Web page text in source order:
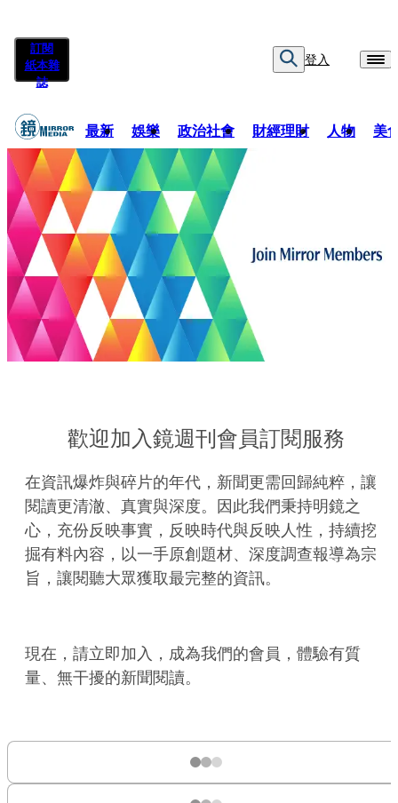
訂閱
紙本雜
誌
登入
最新 娛樂 政治社會 財經理財 人物 美
歡迎加入鏡週刊會員訂閱服務
在資訊爆炸與碎片的年代，新聞更需回歸純粹，讓
閱讀更清澈、真實與深度。因此我們秉持明鏡之
心，充份反映事實，反映時代與反映人性，持續挖
掘有料內容，以一手原創題材、深度調查報導為宗
旨，讓閱聽大眾獲取最完整的資訊。
現在，請立即加入，成為我們的會員，體驗有質
量、無干擾的新聞閱讀。